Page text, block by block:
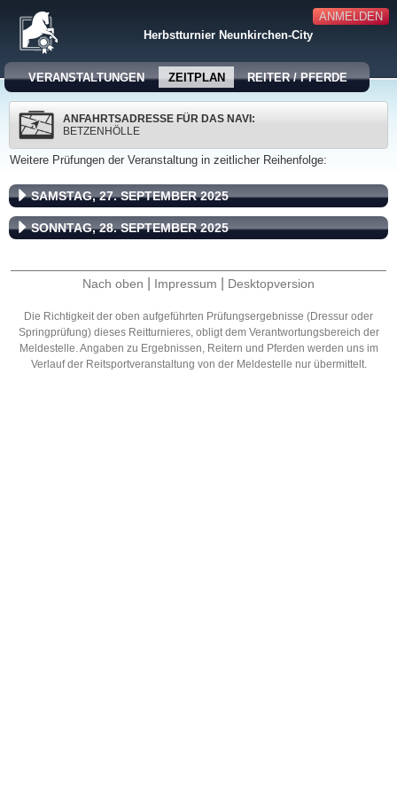
ANMELDEN
Herbstturnier Neunkirchen-City
VERANSTALTUNGEN ZEITPLAN REITER / PFERDE
ANFAHRTSADRESSE FÜR DAS NAVI:
BETZENHÖLLE
Weitere Prüfungen der Veranstaltung in zeitlicher Reihenfolge:
SAMSTAG, 27. SEPTEMBER 2025
SONNTAG, 28. SEPTEMBER 2025
Nach oben Impressum Desktopversion
Die Richtigkeit der oben aufgeführten Prüfungsergebnisse (Dressur oder
Springprüfung) dieses Reitturnieres, obligt dem Verantwortungsbereich der
Meldestelle. Angaben zu Ergebnissen, Reitern und Pferden werden uns im
Verlauf der Reitsportveranstaltung von der Meldestelle nur übermittelt.